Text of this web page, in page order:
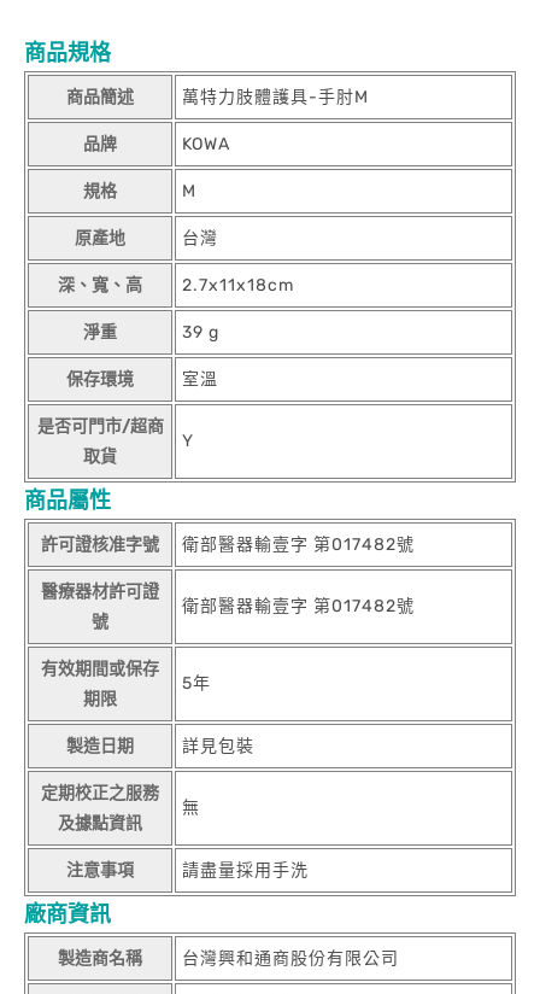
商品規格
商品簡述 萬特力肢體護具-手肘M
品牌 KOWA
規格 M
原產地 台灣
深、寬、高 2.7x11x18cm
淨重 39 g
保存環境 室溫
是否可門市/超商
取貨
Y
商品屬性
許可證核准字號 衛部醫器輸壹字 第017482號
醫療器材許可證
號
衛部醫器輸壹字 第017482號
有效期間或保存
期限
5年
製造日期 詳見包裝
定期校正之服務
及據點資訊
無
注意事項 請盡量採用手洗
廠商資訊
製造商名稱 台灣興和通商股份有限公司